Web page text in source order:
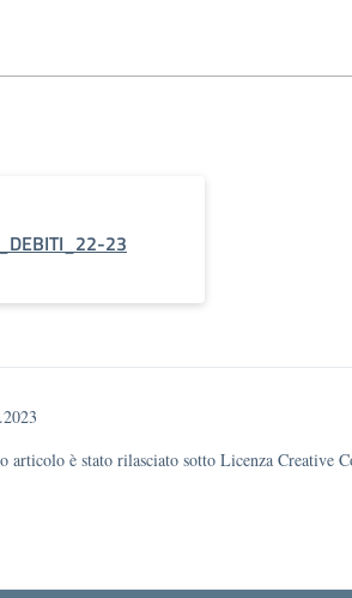
23
articolo è stato rilasciato sotto Licenza Creative